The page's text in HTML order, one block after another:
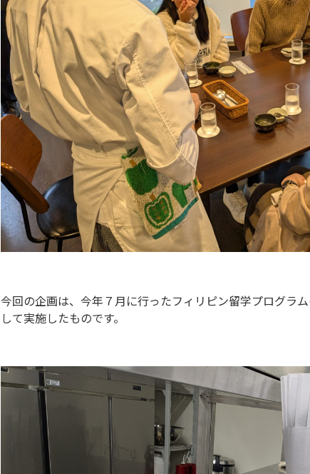
今回の企画は、今年７月に行ったフィリピン留学プログラ
して実施したものです。